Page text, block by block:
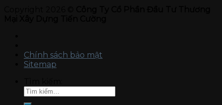
Chính sách bảo mật
Sitemap